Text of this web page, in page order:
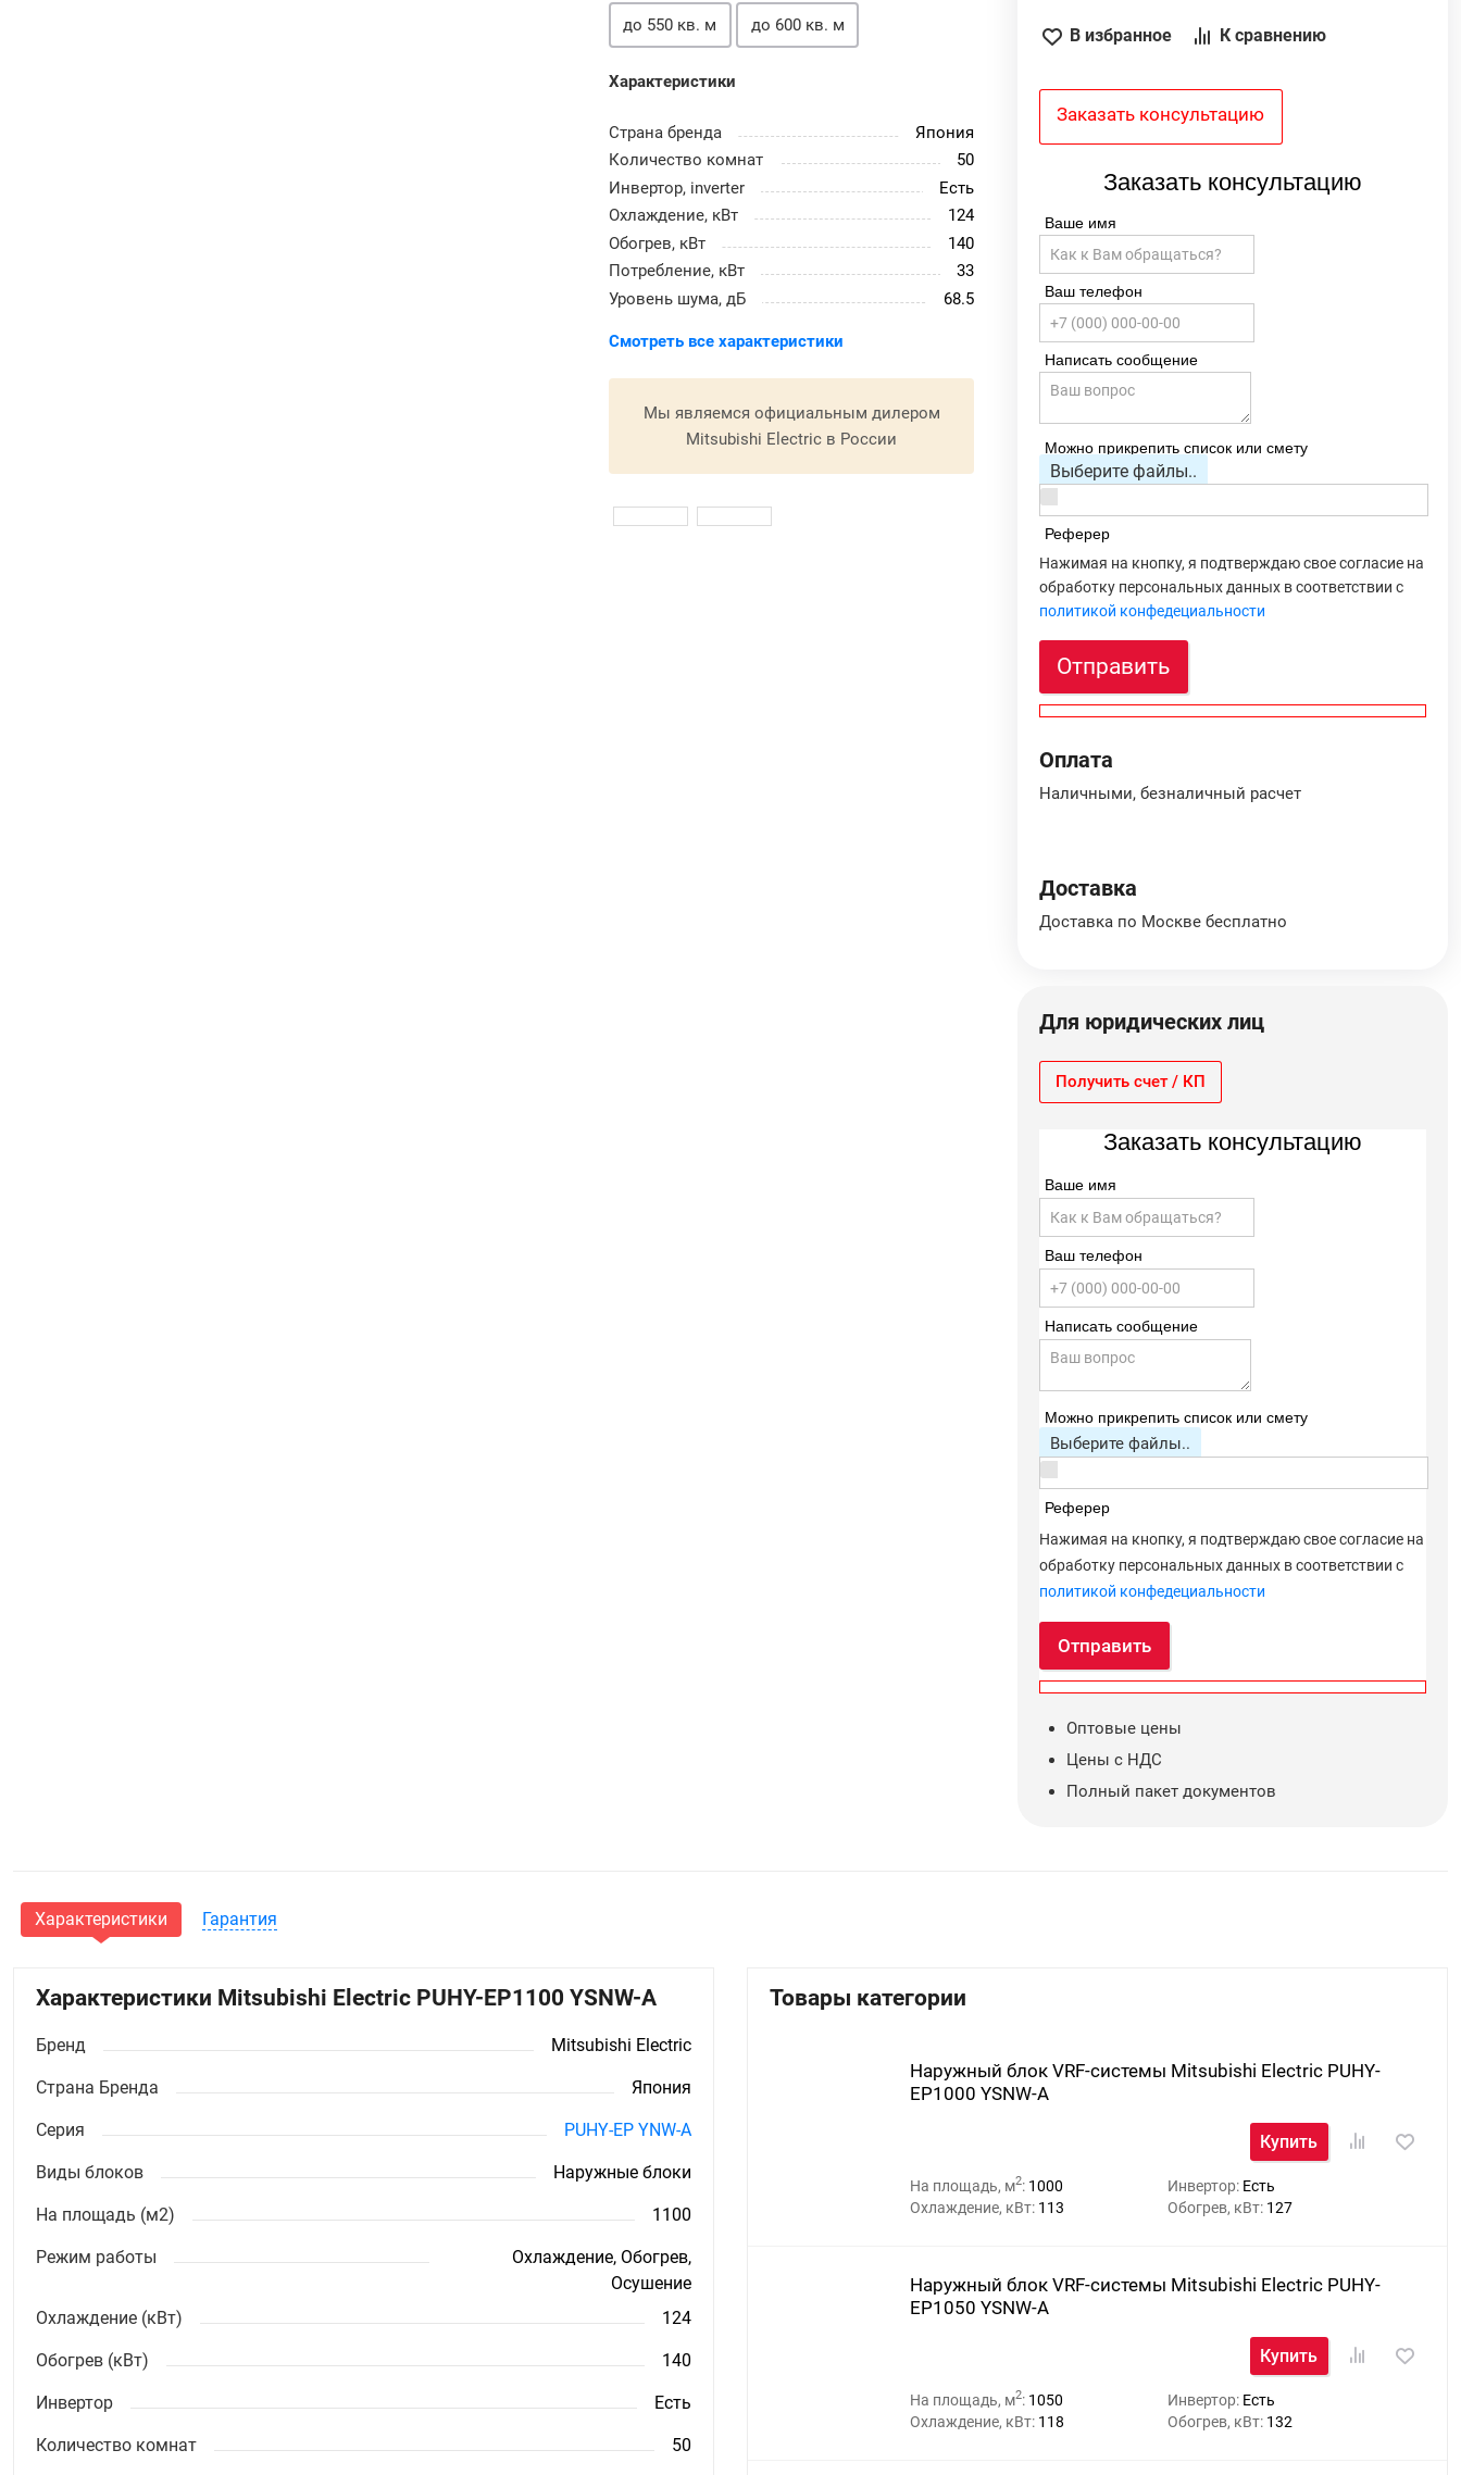
В избранное К сравнению
Заказать консультацию
Заказать консультацию
Ваше имя
Ваш телефон
Написать сообщение
Можно прикрепить список или смету
Выберите файлы..
Реферер
Нажимая на кнопку, я подтверждаю свое согласие на
обработку персональных данных в соответствии с
политикой конфедециальности
Отправить
Оплата
Наличными, безналичный расчет
Доставка
Доставка по Москве бесплатно
Для юридических лиц
Получить счет / КП
Заказать консультацию
Ваше имя
Ваш телефон
Написать сообщение
Можно прикрепить список или смету
Выберите файлы..
Реферер
Нажимая на кнопку, я подтверждаю свое согласие на
обработку персональных данных в соответствии с
политикой конфедециальности
Отправить
Оптовые цены
Цены с НДС
Полный пакет документов
до 550 кв. м до 600 кв. м
Характеристики
Страна бренда
Япония
Количество комнат
50
Инвертор, inverter
Есть
Охлаждение, кВт
124
Обогрев, кВт
140
Потребление, кВт
33
Уровень шума, дБ
68.5
Смотреть все характеристики
Мы являемся официальным дилером
Mitsubishi Electric в России
Характеристики Гарантия
Характеристики Mitsubishi Electric PUHY-EP1100 YSNW-A
Бренд Mitsubishi Electric
Страна Бренда Япония
Серия PUHY-EP YNW-A
Виды блоков Наружные блоки
На площадь (м2) 1100
Режим работы
Охлаждение, Обогрев,
Осушение
Охлаждение (кВт)
124
Обогрев (кВт) 140
Инвертор Есть
Количество комнат 50
Товары категории
Наружный блок VRF-системы Mitsubishi Electric PUHY-
EP1000 YSNW-A
Купить
На площадь, м2: 1000 Инвертор: Есть
Охлаждение, кВт: 113 Обогрев, кВт: 127
Наружный блок VRF-системы Mitsubishi Electric PUHY-
EP1050 YSNW-A
Купить
На площадь, м2: 1050 Инвертор: Есть
Охлаждение, кВт: 118 Обогрев, кВт: 132